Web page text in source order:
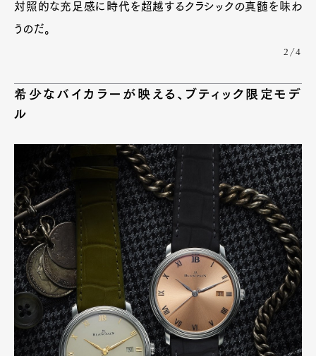
Pen international Pen tw
対照的な充足感に時代を超越するクラシックの真髄を味わ
うのだ。
2/4
希少なバイカラーが映える、ブティック限定モデ
ル